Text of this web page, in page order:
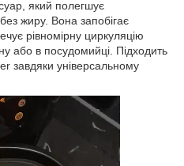
який полегшує
жиру. Вона запобігає
рівномірну циркуляцію
або в посудомийці. Підходить
завдяки універсальному